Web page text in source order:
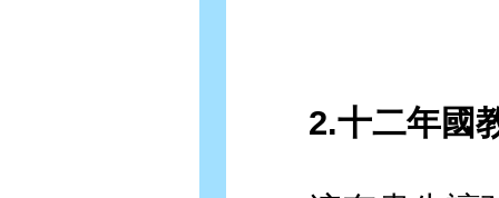
2.十二年國教